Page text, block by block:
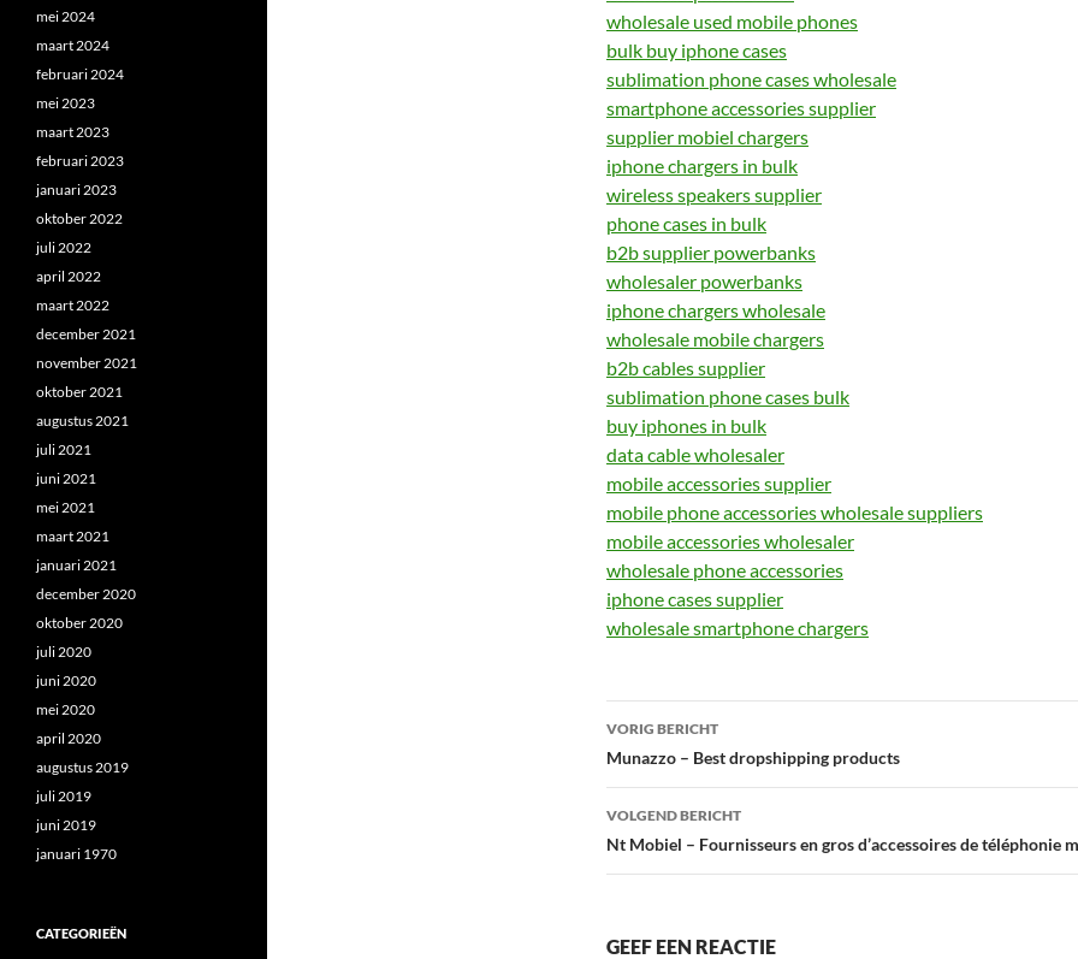
wholesale used mobile phones
bulk buy iphone cases
sublimation phone cases wholesale
smartphone accessories supplier
supplier mobiel chargers
iphone chargers in bulk
wireless speakers supplier
phone cases in bulk
b2b supplier powerbanks
wholesaler powerbanks
iphone chargers wholesale
wholesale mobile chargers
b2b cables supplier
sublimation phone cases bulk
buy iphones in bulk
data cable wholesaler
mobile accessories supplier
mobile phone accessories wholesale suppliers
mobile accessories wholesaler
wholesale phone accessories
iphone cases supplier
wholesale smartphone chargers
Bericht
navigatie
VORIG BERICHT
Munazzo – Best dropshipping products
VOLGEND BERICHT
Nt Mobiel – Fournisseurs en gros d’accessoires de téléphonie
GEEF EEN REACTIE
mei 2024
maart 2024
februari 2024
mei 2023
maart 2023
februari 2023
januari 2023
oktober 2022
juli 2022
april 2022
maart 2022
december 2021
november 2021
oktober 2021
augustus 2021
juli 2021
juni 2021
mei 2021
maart 2021
januari 2021
december 2020
oktober 2020
juli 2020
juni 2020
mei 2020
april 2020
augustus 2019
juli 2019
juni 2019
januari 1970
CATEGORIEËN